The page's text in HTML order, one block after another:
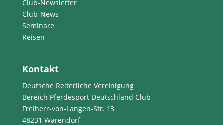
Club-Newsletter
Club-News
Seminare
Reisen
Kontakt
Deutsche Reiterliche Vereinigung
Bereich Pferdesport Deutschland Club
Freiherr-von-Langen-Str. 13
48231 Warendorf